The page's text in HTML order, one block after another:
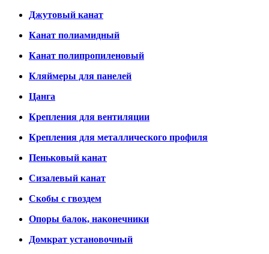
Джутовый канат
Канат полиамидный
Канат полипропиленовый
Кляймеры для панелей
Цанга
Крепления для вентиляции
Крепления для металлического профиля
Пеньковый канат
Сизалевый канат
Скобы с гвоздем
Опоры балок, наконечники
Домкрат установочный